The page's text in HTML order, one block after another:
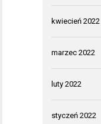
kwiecień 2022
marzec 2022
luty 2022
styczeń 2022